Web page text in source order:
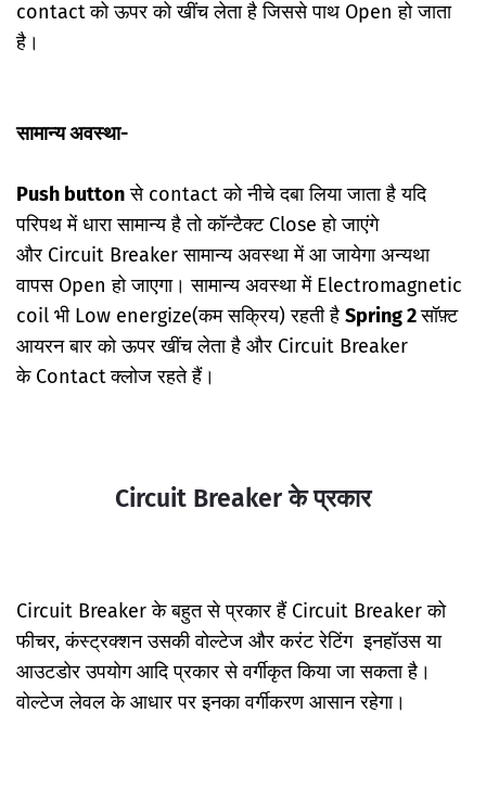
contactको ऊपर को खींच लेता है जिससे पाथ Open हो जाता
है।
सामान्य अवस्था-
Push buttonसे contact को नीचे दबा लिया जाता है यदि
परिपथ में धारा सामान्य है तो कॉन्टैक्ट Close हो जाएंगे
और Circuit Breaker सामान्य अवस्था में आ जायेगा अन्यथा
वापस Open हो जाएगा। सामान्य अवस्था में Electromagnetic
coil भी Low energize(कम सक्रिय) रहती है Spring 2सॉफ़्ट
आयरन बार को ऊपर खींच लेता है और Circuit Breaker
के Contactक्लोज रहते हैं।
Circuit Breaker के प्रकार
Circuit Breaker के बहुत से प्रकार हैं Circuit Breaker को
फीचर, कंस्ट्रक्शन उसकी वोल्टेज और करंट रेटिंग इनहॉउस या
आउटडोर उपयोग आदि प्रकार से वर्गीकृत किया जा सकता है।
वोल्टेज लेवल के आधार पर इनका वर्गीकरण आसान रहेगा।